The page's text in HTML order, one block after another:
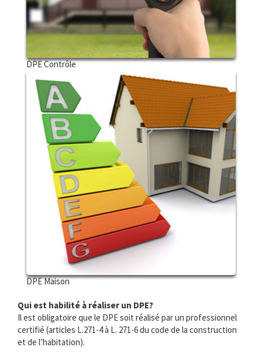
DPE Contrôle
DPE Maison
Qui est habilité à réaliser un DPE?
Il est obligatoire que le DPE soit réalisé par un professionnel
certifié (articles L.271-4 à L. 271-6 du code de la construction
et de l’habitation).